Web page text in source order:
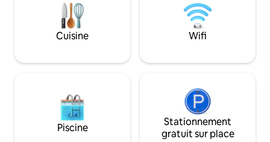
couchages supplémentaires)
Draps/serviettes de bain inclus Nous
vous attendons :)
vie
composent un
séjour à quatre,
Cuisine Wifi
Piscine
Stationnement
gratuit sur place